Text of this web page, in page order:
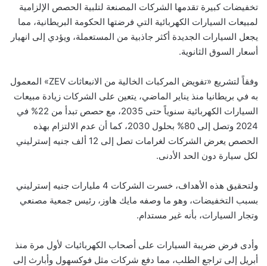
تخفيضات كبيرة تقدمها الشركات المصنعة لتلبية الحصص الإلزامية
لمبيعات السيارات الكهربائية التي فرضتها الحكومة البريطانية، مما
يجعل السيارات الجديدة أكثر جاذبية من المستعملة، ويؤدي إلى انهيار
أسعار السوق الثانوية.
وفقاً لتشريع «تفويض المركبات الخالية من الانبعاثات ZEV» المعمول
به في بريطانيا منذ يناير الماضي، يتعين على الشركات زيادة مبيعات
السيارات الكهربائية سنوياً حتى 2035، مع حصص تبدأ من 22% في
2024 وتصل إلى 80% بحلول 2030، كما أن عدم الالتزام بهذه
الحصص يعرض الشركات لغرامات تصل إلى 12 ألف جنيه إسترليني
لكل سيارة دون الحد الأدنى.
ولتحقيق هذه الأهداف، خسرت الشركات 4 مليارات جنيه إسترليني
بسبب التخفيضات، وهو ما وصفه مايك هاوز، رئيس جمعية مصنعي
وتجار السيارات، بأنه غير مستدام.
وأدى فرض ضريبة السيارات على أصحاب الكهربائيات لأول مرة منذ
أبريل إلى تراجع الطلب، مما دفع شركات مثل فوكسهول وأبارث إلى